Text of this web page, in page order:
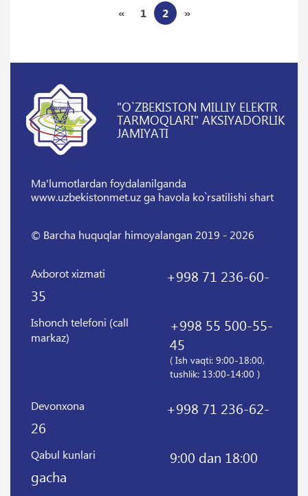
« 1 2 »
"O`ZBEKISTON MILLIY ELEKTR
TARMOQLARI" AKSIYADORLIK
JAMIYATI
Ma'lumotlardan foydalanilganda
www.uzbekistonmet.uz ga havola ko`rsatilishi shart
© Barcha huquqlar himoyalangan 2019 - 2026
Axborot xizmati
+998 71 236-60-
35
Ishonch telefoni (call
markaz)
+998 55 500-55-
45
( Ish vaqti: 9:00-18:00,
tushlik: 13:00-14:00 )
Devonxona
+998 71 236-62-
26
Qabul kunlari
9:00 dan 18:00
gacha